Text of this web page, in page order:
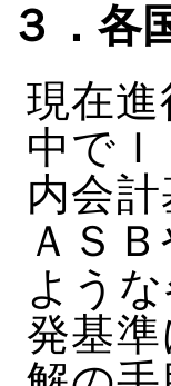
３．各
現在
中で
内会
ＡＳ
よう
発基